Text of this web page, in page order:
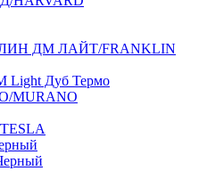
ДМ ЛАЙТ/FRANKLIN
Light Дуб Термо
MURANO